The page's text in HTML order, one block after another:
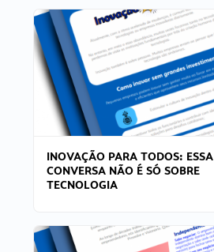
INOVAÇÃO PARA TODOS: ESSA
CONVERSA NÃO É SÓ SOBRE
TECNOLOGIA